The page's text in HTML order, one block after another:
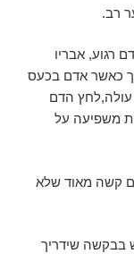
רב.
רגוע, אבריו
כאשר אדם בכעס
הדם
משפיעה על
קשה מאוד שלא
בבקשה שידריך